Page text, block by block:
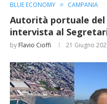
BLUE ECONOMY CAMPANIA
Autorità portuale del
intervista al
by Flavio Cioffi 21 Giugno